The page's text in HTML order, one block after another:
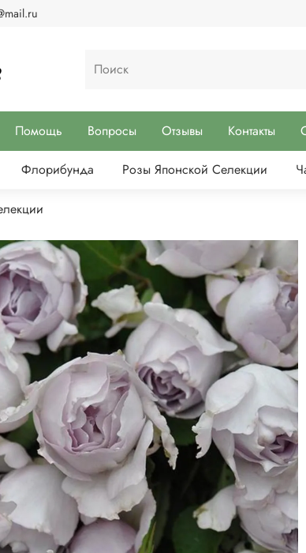
Помощь Вопросы Отзывы Контакты
Флорибунда Розы Японской Селекции